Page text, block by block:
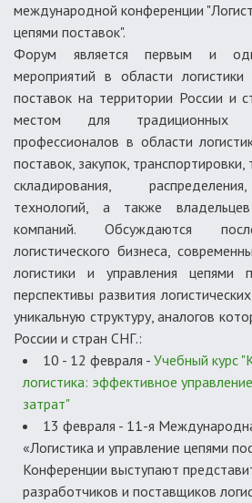
международной конференции
цепями поставок".
Форум является первым и
мероприятий в области
поставок на территории России и
местом для традиционных
профессионалов в области
поставок, закупок,
складирования,
технологий, а также
компаний. Обсуждаются
логистического бизнеса,
логистики и управления цепями
перспективы развития
уникальную структуру, аналогов
России и стран СНГ.:
10 - 12 февраля - Учебный курс
логистика: эффективное
затрат"
13 февраля - 11-я
«Логистика и управление цепями
Конференции выступают
разработчиков и поставщиков